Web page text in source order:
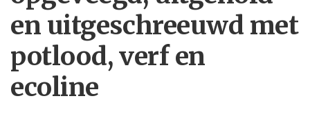
en uitgeschreeuwd met
potlood, verf en
ecoline